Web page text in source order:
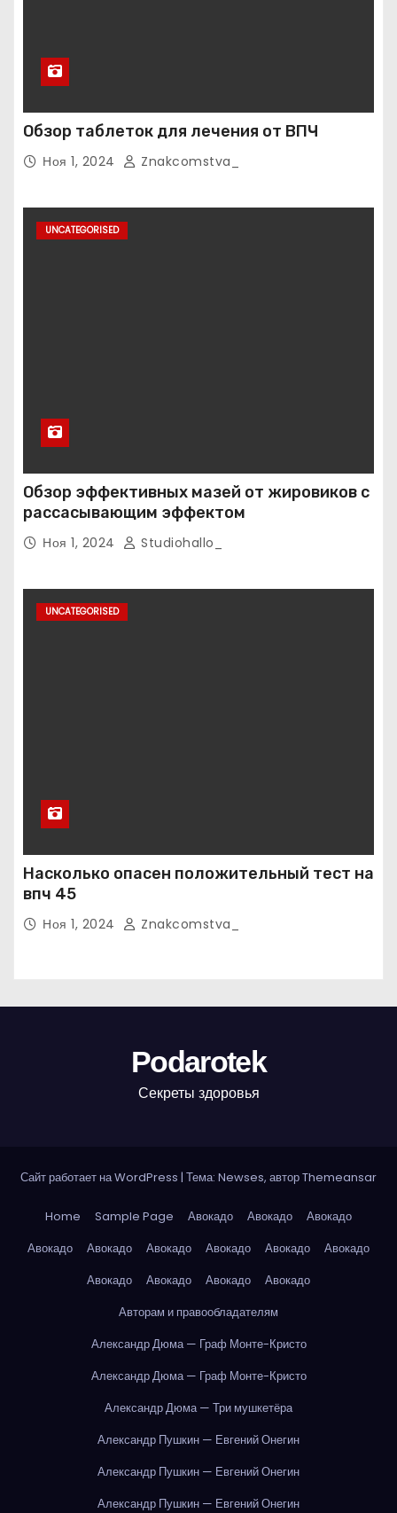
Обзор таблеток для лечения от ВПЧ
Ноя 1, 2024 Znakcomstva_
UNCATEGORISED
Обзор эффективных мазей от жировиков с
рассасывающим эффектом
Ноя 1, 2024 Studiohallo_
UNCATEGORISED
Насколько опасен положительный тест на
впч 45
Ноя 1, 2024 Znakcomstva_
Podarotek
Секреты здоровья
Сайт работает на WordPress | Тема: Newses, авторThemeansar
Home Sample Page Авокадо Авокадо
Авокадо
Авокадо
Авокадо Авокадо Авокадо Авокадо
Авокадо
Авокадо
Авокадо Авокадо
Авокадо
Авторам и правообладателям
Александр Дюма — Граф Монте-Кристо
Александр Дюма — Граф Монте-Кристо
Александр Дюма — Три мушкетёра
Александр Пушкин — Евгений Онегин
Александр Пушкин — Евгений Онегин
Александр Пушкин — Евгений Онегин